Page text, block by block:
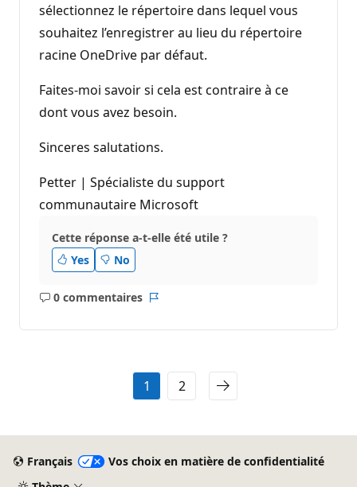
sélectionnez le répertoire dans lequel vous
souhaitez l’enregistrer au lieu du répertoire
racine OneDrive par défaut.
Faites-moi savoir si cela est contraire à ce
dont vous avez besoin.
Sinceres salutations.
Petter | Spécialiste du support
communautaire Microsoft
Cette réponse a-t-elle été utile ?
Yes
No
0 commentaires
Aucun
1 2
Français
Vos choix en matière de confidentialité